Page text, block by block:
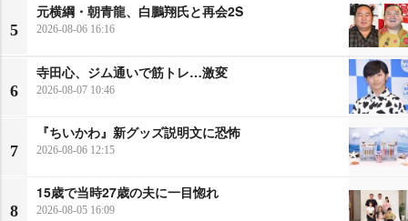
5
元横綱・朝青龍、白鵬翔氏と再会2S
2026-08-06 16:16
6
寺田心、ジム通いで筋トレ…激変
2026-08-07 10:46
7
『ちいかわ』新グッズ説明文に恐怖
2026-08-06 12:15
8
15歳で当時27歳の夫に一目惚れ
2026-08-05 16:09